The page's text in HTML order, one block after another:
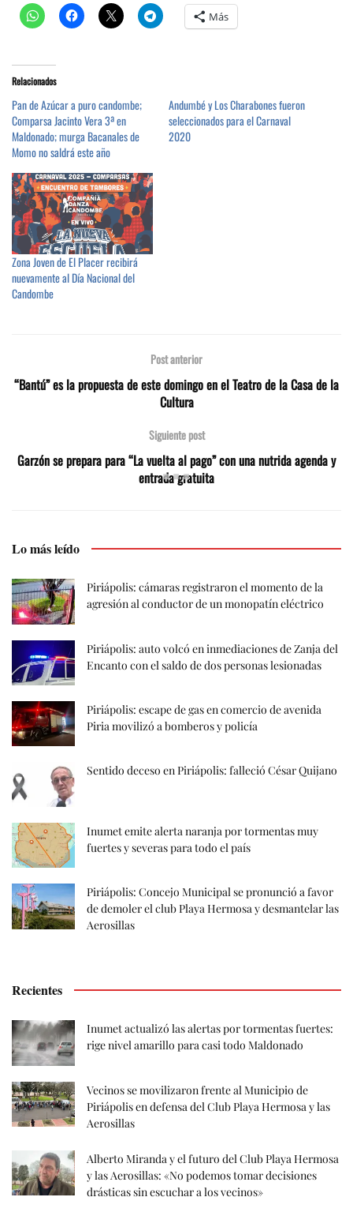
Más
Relacionados
Pan de Azúcar a puro candombe;
Comparsa Jacinto Vera 3ª en
Maldonado; murga Bacanales de
Momo no saldrá este año
Andumbé y Los Charabones fueron
seleccionados para el Carnaval
2020
Zona Joven de El Placer recibirá
nuevamente al Día Nacional del
Candombe
Post anterior
“Bantú” es la propuesta de este domingo en el Teatro de la Casa de la
Cultura
Siguiente post
Garzón se prepara para “La vuelta al pago” con una nutrida agenda y
entrada gratuita
Lo más leído
Piriápolis: cámaras registraron el momento de la
agresión al conductor de un monopatín eléctrico
Piriápolis: auto volcó en inmediaciones de Zanja del
Encanto con el saldo de dos personas lesionadas
Piriápolis: escape de gas en comercio de avenida
Piria movilizó a bomberos y policía
Sentido deceso en Piriápolis: falleció César Quijano
Inumet emite alerta naranja por tormentas muy
fuertes y severas para todo el país
Piriápolis: Concejo Municipal se pronunció a favor
de demoler el club Playa Hermosa y desmantelar las
Aerosillas
Recientes
Inumet actualizó las alertas por tormentas fuertes:
rige nivel amarillo para casi todo Maldonado
Vecinos se movilizaron frente al Municipio de
Piriápolis en defensa del Club Playa Hermosa y las
Aerosillas
Alberto Miranda y el futuro del Club Playa Hermosa
y las Aerosillas: «No podemos tomar decisiones
drásticas sin escuchar a los vecinos»